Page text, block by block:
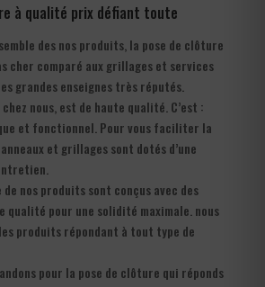
à qualité prix défiant toute
des nos produits, la pose de clôture
cher comparé aux grillages et services
grandes enseignes très réputés.
nous, est de haute qualité. C’est :
et fonctionnel. Pour vous faciliter la
et grillages sont dotés d’une
de nos produits sont conçus avec des
qualité pour une solidité maximale. nous
produits répondant à tout type de
pour la pose de clôture qui réponds